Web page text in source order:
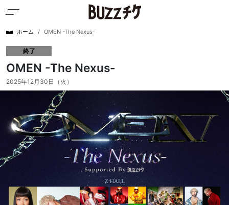
ホーム OMEN -The Nexus-
終了
OMEN -The Nexus-
2025年12月30日（火）